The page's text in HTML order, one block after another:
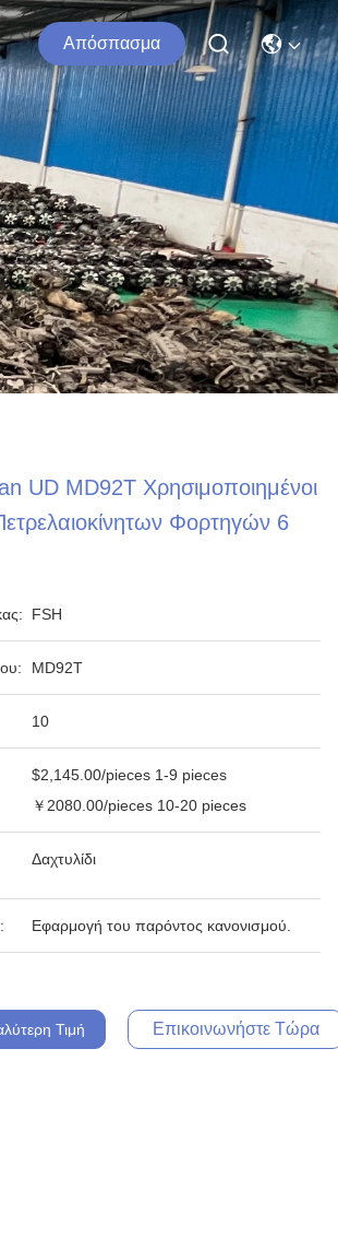
Απόσπασμα
UD MD92T Χρησιμοποιημένοι
Φορτηγών 6
FSH
MD92T
10
$2,145.00/pieces 1-9 pieces
￥2080.00/pieces 10-20 pieces
Δαχτυλίδι
Εφαρμογή του παρόντος κανονισμού.
Τιμή Επικοινωνήστε Τώρα